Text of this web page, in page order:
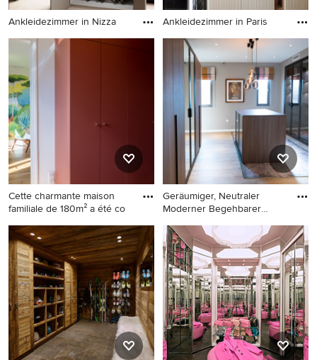
Ankleidezimmer in Nizza
Ankleidezimmer in Nizza
Ankleidezimmer in Paris
Ankleidezimmer in Paris
Cette charmante maison
familiale de 180m² a été co
Klassisches Ankleidezimmer
in Paris
Geräumiger, Neutraler
Moderner Begehbarer
Geräumiger, Neutraler
Moderner Begehbarer
Kleiderschrank mit
flächenbündigen
Schrankfronten, dunklen
Holzschränken, Vinylboden
und braunem Boden in
Sonstige